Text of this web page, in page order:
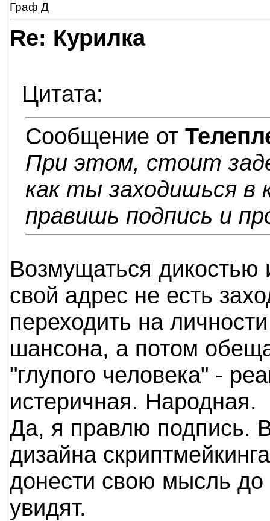
Граф Д
Re: Курилка
Цитата:
Сообщение от
При этом, стоит
как ты заходишься в
правишь подпись и
Возмущаться
свой адрес не есть
переходить на
шансона, а потом
"глупого человека" -
истеричная. Народная.
Да, я правлю подпись.
дизайна
донести свою мысль до
увидят.